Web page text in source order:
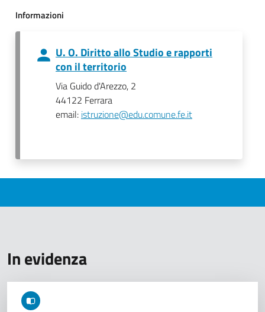
Informazioni
U. O. Diritto allo Studio e rapporti
con il territorio
Via Guido d'Arezzo, 2
44122 Ferrara
email: istruzione@edu.comune.fe.it
In evidenza